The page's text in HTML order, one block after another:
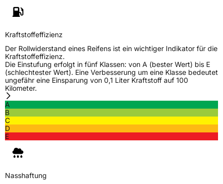
Kraftstoffeffizienz
Der Rollwiderstand eines Reifens ist ein wichtiger Indikator für die
Kraftstoffeffizienz.
Die Einstufung erfolgt in fünf Klassen: von A (bester Wert) bis E
(schlechtester Wert). Eine Verbesserung um eine Klasse bedeutet
ungefähr eine Einsparung von 0,1 Liter Kraftstoff auf 100
Kilometer.
A
B
C
D
E
Nasshaftung